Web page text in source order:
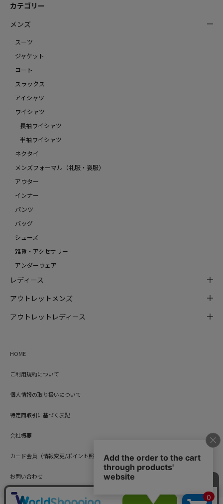
カテゴリー
メンズ
スーツ
ジャケット
コート
スラックス
アイシャツ
ワイシャツ
長袖ワイシャツ
半袖ワイシャツ
ネクタイ
メンズフォーマル（礼服・喪服）
アウター
インナー
パンツ
バッグ
シューズ
雑貨・アクセサリー
アンダーウェア
レディース
アウトレットメンズ
アウトレットレディース
HOME
ご利用規約について
個人情報の取り扱いについて
特定商取引に基づく表記
会社概要
カード会員（情報変更/ポイント照会）
お問い合わせ